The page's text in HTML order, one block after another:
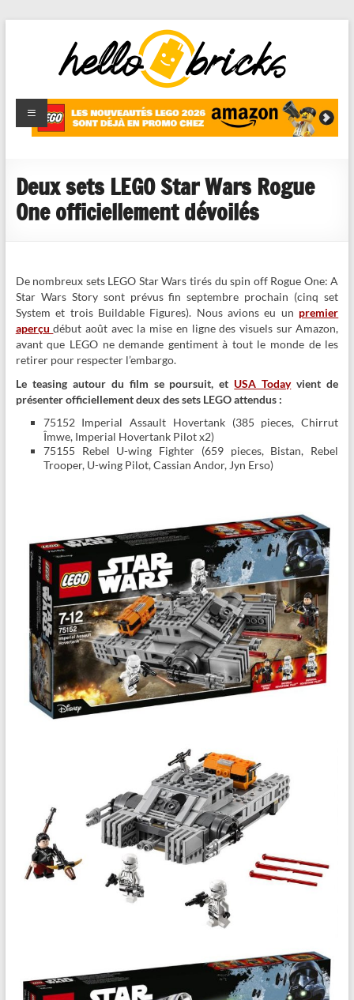
HelloBricks
Blog LEGO,
nouveaut�s
reviews
Deux sets LEGO Star Wars Rogue
One officiellement dévoilés
De nombreux sets LEGO Star Wars tirés du spin off Rogue One: A
Star Wars Story sont prévus fin septembre prochain (cinq set
System et trois Buildable Figures). Nous avions eu un premier
aperçudébut août avec la mise en ligne des visuels sur Amazon,
avant que LEGO ne demande gentiment à tout le monde de les
retirer pour respecter l’embargo.
Le teasing autour du film se poursuit, etUSA Todayvient de
présenter officiellement deux des sets LEGO attendus :
75152 Imperial Assault Hovertank (385 pieces, Chirrut
Îmwe, Imperial Hovertank Pilot x2)
75155 Rebel U-wing Fighter (659 pieces, Bistan, Rebel
Trooper, U-wing Pilot, Cassian Andor, Jyn Erso)